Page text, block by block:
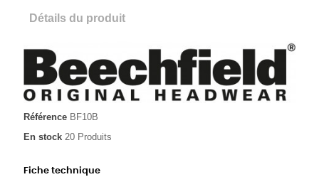
Détails du produit
Référence BF10B
En stock 20 Produits
Fiche technique